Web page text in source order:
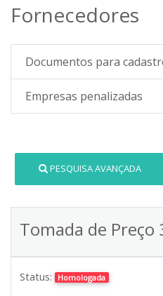
Fornecedores
Documentos para
Empresas penalizadas
PESQUISA AVANÇADA
Tomada de Preço
Status: Homologada